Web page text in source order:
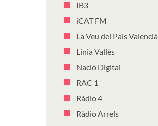
IB3
iCAT FM
La Veu del País Valencià
Línia Vallès
Nació Digital
RAC 1
Ràdio 4
Ràdio Arrels